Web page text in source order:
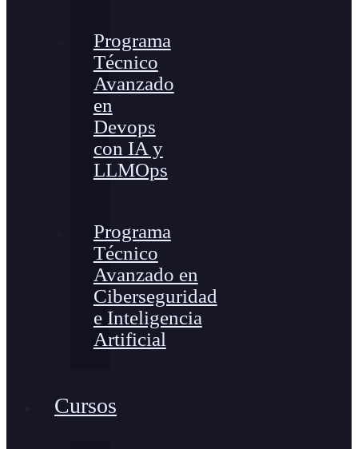
Programa
Técnico
Avanzado
en
Devops
con IA y
LLMOps
Programa
Técnico
Avanzado en
Ciberseguridad
e Inteligencia
Artificial
Cursos